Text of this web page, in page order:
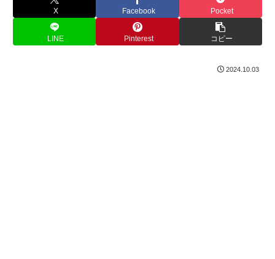
X Facebook Pocket
LINE Pinterest コピー
2024.10.03